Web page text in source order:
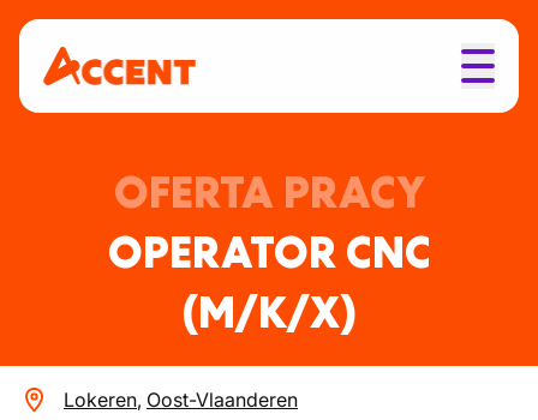
OFERTA PRACY
OPERATOR CNC
(M/K/X)
Lokeren, Oost-Vlaanderen